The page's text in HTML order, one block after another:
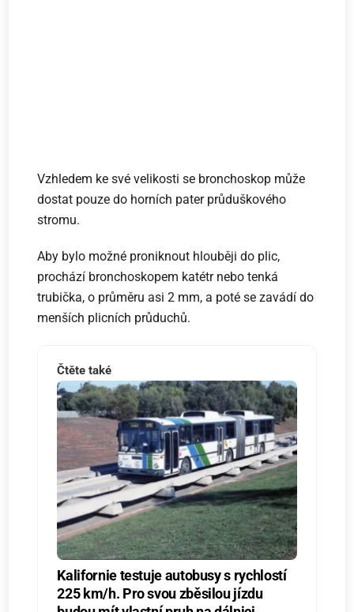
Vzhledem ke své velikosti se bronchoskop může
dostat pouze do horních pater průduškového
stromu.
Aby bylo možné proniknout hlouběji do plic,
prochází bronchoskopem katétr nebo tenká
trubička, o průměru asi 2 mm, a poté se zavádí do
menších plicních průduchů.
Čtěte také
Kalifornie testuje autobusy s rychlostí
225 km/h. Pro svou zběsilou jízdu